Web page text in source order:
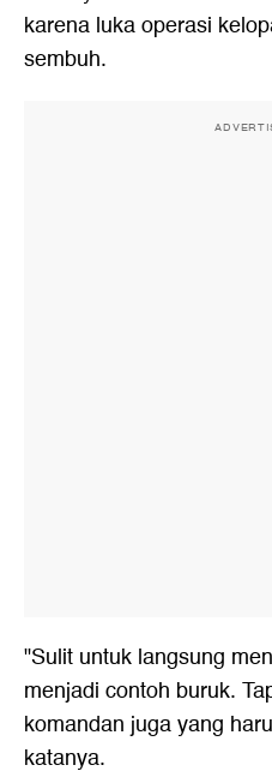
karena luka operasi
sembuh.
"Sulit untuk langsung
menjadi contoh buruk.
komandan juga yang
katanya.